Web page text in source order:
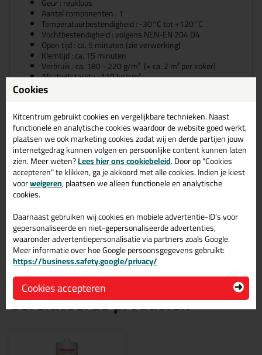
Geur : reukloos
Aantal componenten : 1
Temperatuurbestendigheid : -30°C tot +120°C
Vochtbestendigheid : volgens NEN-EN 204 D4
Open tijd : ca. 5 minuten (zie verwerking)
Klemtijd : ca. 15 minuten
Verbruik : ca. 180 - 220 g/m² (= ca. 2 m² per koker)
Afschuifsterkte : 110 kg/cm²
Verwerkingsinstructies voor de
Frencken C15 TIX Express
Ondergronden eerst droog, stof- en vetvrij maken. Werkstukken
onder gelijkmatige druk persen of klemmen. Delen binnen 5
minuten samenvoegen en ca. 15 minuten klemmen (lijmklem).
Let op: Bij hogere luchtvochtigheid en/ of temperatuur kan de
open tijd nog korter zijn!
handschoenen is aan te raden, de lijm is moeilijk te verwijderen
van de huid. Verwijder natte lijmvlekken direct met Verdunning K,
ook van de handen.
Gerelateerde producten
Cookies
Kitcentrum gebruikt cookies en vergelijkbare technieken. Naast
functionele en analytische cookies waardoor de website goed werkt,
plaatsen we ook marketing cookies zodat wij en derde partijen jouw
internetgedrag kunnen volgen en persoonlijke content kunnen laten
zien. Meer weten?Lees hier ons cookiebeleid. Door op "Cookies
accepteren" te klikken, ga je akkoord met alle cookies. Indien je kiest
voorweigeren, plaatsen we alleen functionele en analytische
cookies.
Daarnaast gebruiken wij cookies en mobiele advertentie-ID’s voor
gepersonaliseerde en niet-gepersonaliseerde advertenties,
waaronder advertentiepersonalisatie via partners zoals Google.
Meer informatie over hoe Google persoonsgegevens gebruikt:
https://business.safety.google/privacy/
Cookies accepteren